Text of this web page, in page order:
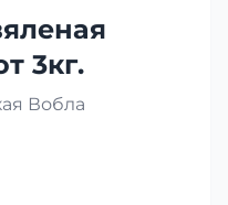
3кг.
Вобла